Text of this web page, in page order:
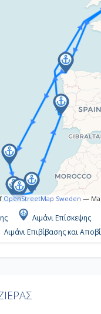
OpenStreetMap Sweden —
Λιμάνι Επίσκεψης
Λιμάνι Επιβίβασης και